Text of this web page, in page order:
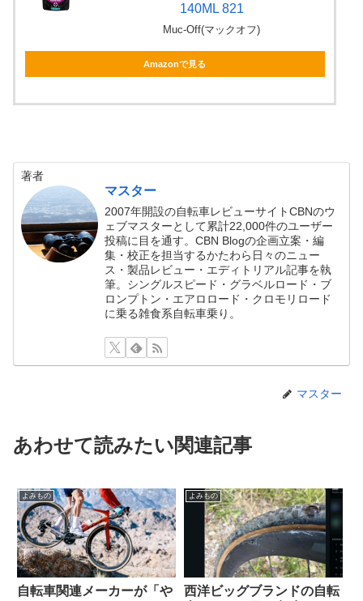
140ML 821
Muc-Off(マックオフ)
Amazonで見る
著者
マスター
2007年開設の自転車レビューサイトCBNのウ
ェブマスターとして累計22,000件のユーザー
投稿に目を通す。CBN Blogの企画立案・編
集・校正を担当するかたわら日々のニュー
ス・製品レビュー・エディトリアル記事を執
筆。シングルスピード・グラベルロード・ブ
ロンプトン・エアロロード・クロモリロード
に乗る雑食系自転車乗り。
マスター
あわせて読みたい関連記事
よみもの
自転車関連メーカーが「や
よみもの
西洋ビッグブランドの自転